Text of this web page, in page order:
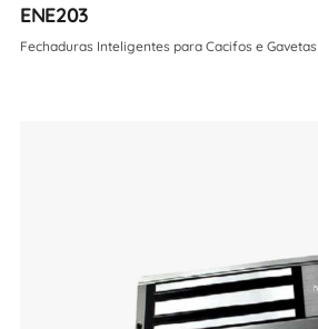
ENE203
Fechaduras Inteligentes para Cacifos e Gavetas